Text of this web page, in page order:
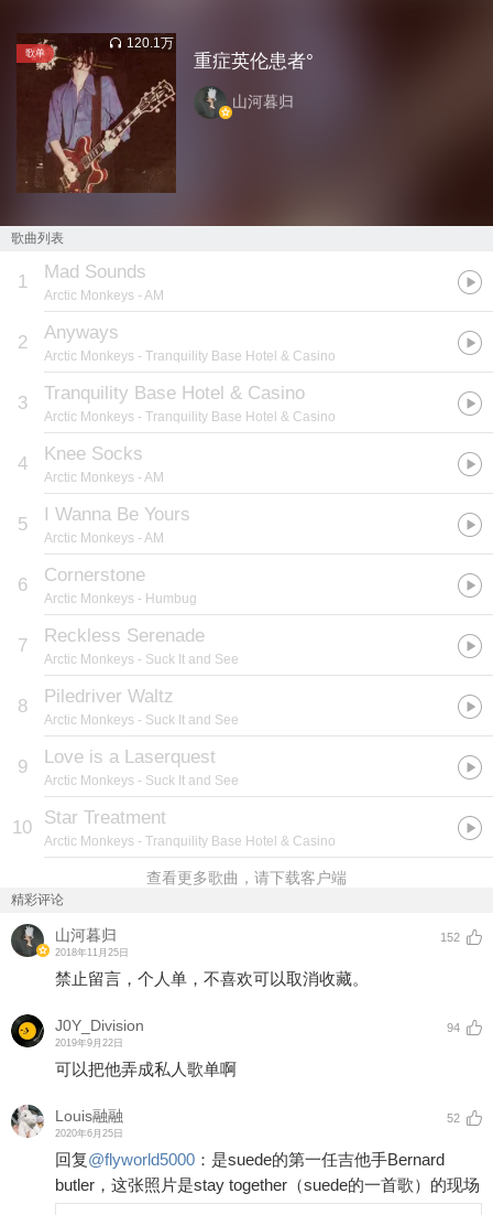
歌单
120.1万
重症英伦患者°
山河暮归
歌曲列表
1 Mad Sounds
Arctic Monkeys - AM
2 Anyways
Arctic Monkeys - Tranquility Base Hotel & Casino
3 Tranquility Base Hotel & Casino
Arctic Monkeys - Tranquility Base Hotel & Casino
4 Knee Socks
Arctic Monkeys - AM
5 I Wanna Be Yours
Arctic Monkeys - AM
6 Cornerstone
Arctic Monkeys - Humbug
7 Reckless Serenade
Arctic Monkeys - Suck It and See
8 Piledriver Waltz
Arctic Monkeys - Suck It and See
9 Love is a Laserquest
Arctic Monkeys - Suck It and See
10 Star Treatment
Arctic Monkeys - Tranquility Base Hotel & Casino
查看更多歌曲，请下载客户端
精彩评论
山河暮归
2018年11月25日
152
禁止留言，个人单，不喜欢可以取消收藏。
J0Y_Division
2019年9月22日
94
可以把他弄成私人歌单啊
Louis融融
2020年6月25日
52
回复@flyworld5000 ： 是suede的第一任吉他手Bernard
butler，这张照片是stay together（suede的一首歌）的现场